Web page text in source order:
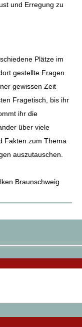
und Erregung zu
Plätze im
gestellte Fragen
gewissen Zeit
Fragetisch, bis ihr
ihr die
über viele
Fakten zum Thema
auszutauschen.
Braunschweig